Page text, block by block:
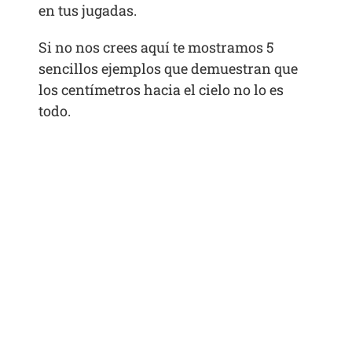
en tus jugadas.
Si no nos crees aquí te mostramos 5
sencillos ejemplos que demuestran que
los centímetros hacia el cielo no lo es
todo.